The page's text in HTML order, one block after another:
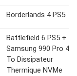
Borderlands 4 PS5
Battlefield 6 PS5 +
Samsung 990 Pro 4
To Dissipateur
Thermique NVMe